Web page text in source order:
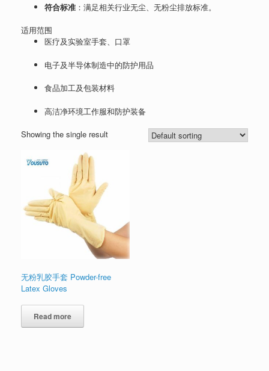
符合标准 ：满足相关行业无尘、无粉尘排放标准。
适用范围
医疗及实验室手套、口罩
电子及半导体制造中的防护用品
食品加工及包装材料
高洁净环境工作服和防护装备
Showing the single result
无粉乳胶手套 Powder-free
Latex Gloves
Read more